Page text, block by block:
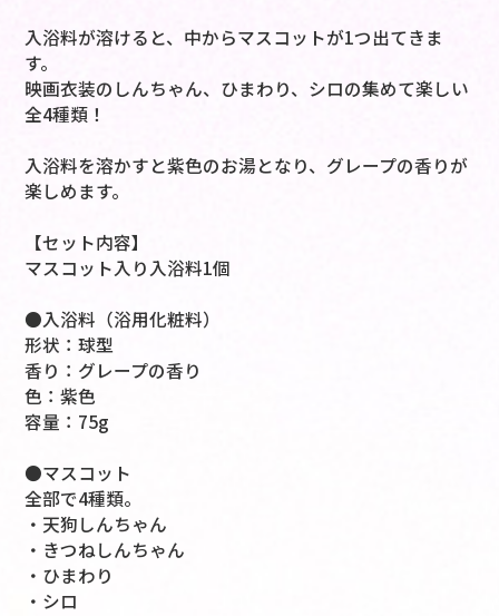
入浴料が溶けると、中からマスコットが1つ出てきま
す。
映画衣装のしんちゃん、ひまわり、シロの集めて楽しい
全4種類！
入浴料を溶かすと紫色のお湯となり、グレープの香りが
楽しめます。
【セット内容】
マスコット入り入浴料1個
●入浴料（浴用化粧料）
形状：球型
香り：グレープの香り
色：紫色
容量：75g
●マスコット
全部で4種類。
・天狗しんちゃん
・きつねしんちゃん
・ひまわり
・シロ